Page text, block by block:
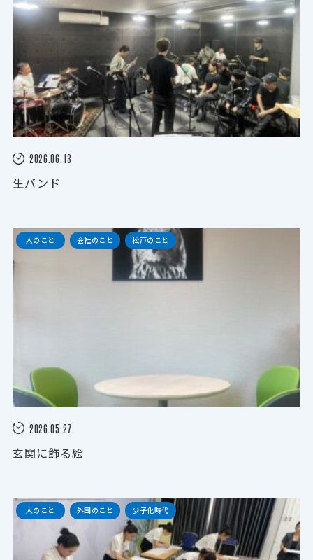
2026.06.13
生バンド
2026.05.27
玄関に飾る絵
人のこと 会社のこと 松戸のこと
人のこと 外国のこと 少子化時代